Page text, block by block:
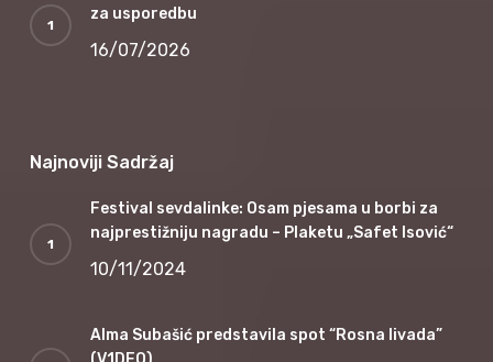
za usporedbu
16/07/2026
Najnoviji Sadržaj
Festival sevdalinke: Osam pjesama u borbi za
najprestižniju nagradu – Plaketu „Safet Isović“
10/11/2024
Alma Subašić predstavila spot “Rosna livada”